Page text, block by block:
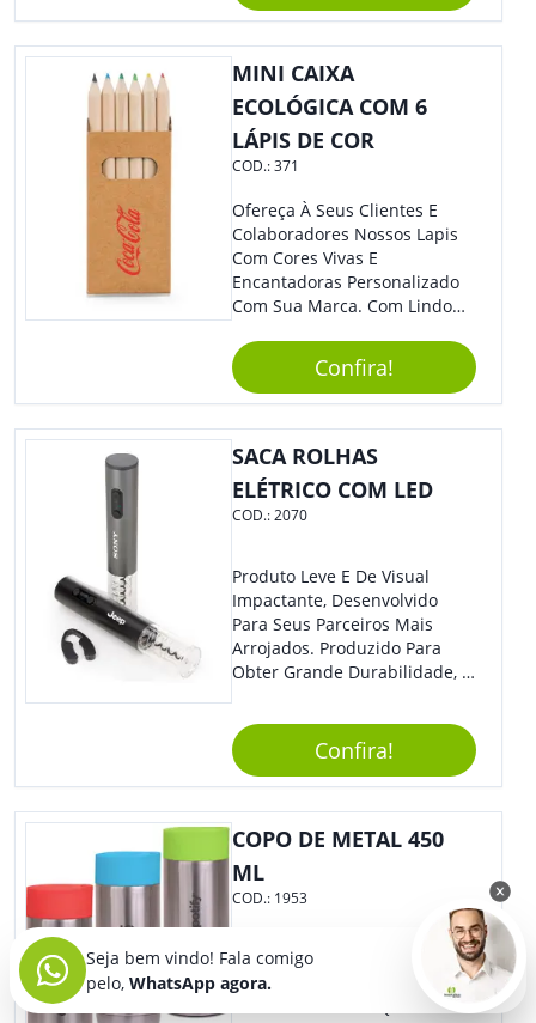
MINI CAIXA
ECOLÓGICA COM 6
LÁPIS DE COR
COD.:371
Ofereça À Seus Clientes E
Colaboradores Nossos Lapis
Com Cores Vivas E
Encantadoras Personalizado
Com Sua Marca. Com Lindo
Para Diversas Ocasiões.
Perfeito, Não É?!
Confira!
SACA ROLHAS
ELÉTRICO COM LED
COD.:2070
Produto Leve E De Visual
Impactante, Desenvolvido
Para Seus Parceiros Mais
Arrojados. Produzido Para
Obter Grande Durabilidade, É
Sua Marca De Forma Estilosa,
Agregando Valor Para Sua
Empresa Em Eventos.
Confira!
COPO DE METAL 450
ML
COD.: 1953
Sabe Aquela Caneca Prática,
Que Mantém A Temperatura
Ideal Da Bebida E Que Todo
Seja bem vindo! Fala comigo
pelo, WhatsApp agora.